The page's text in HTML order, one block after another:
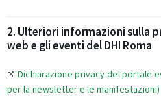
2. Ulteriori informazioni sulla
web e gli eventi del DHI Roma
Dichiarazione privacy del portale
per la newsletter e le manifestazioni)